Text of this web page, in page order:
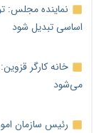
نماینده مجلس:
اساسی تبدیل شود
خانه کارگر
می‌شود
رئیس سازمان